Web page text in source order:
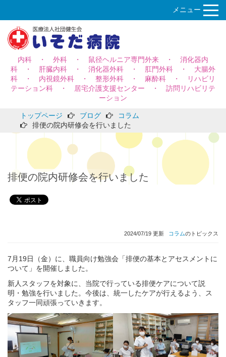
メニュー
内科 ・ 外科 ・ 鼠径ヘルニア専門外来 ・ 消化器内
科 ・ 肝臓内科 ・ 消化器外科 ・ 肛門外科 ・ 大腸外
科 ・ 内視鏡外科 ・ 整形外科 ・ 麻酔科 ・ リハビリ
テーション科 ・ 居宅介護支援センター ・ 訪問リハビリテ
ーション
トップページ ブログ
コラム
排便の院内研修会を行いました
排便の院内研修会を行いました
2024/07/19 更新 コラムのトピックス
7月19日（金）に、職員向け勉強会「排便の基本とアセスメントに
ついて」を開催しました。
新人スタッフを対象に、当院で行っている排便ケアについて説
明・勉強を行いました。今後は、統一したケアが行えるよう、ス
タッフ一同頑張っていきます。